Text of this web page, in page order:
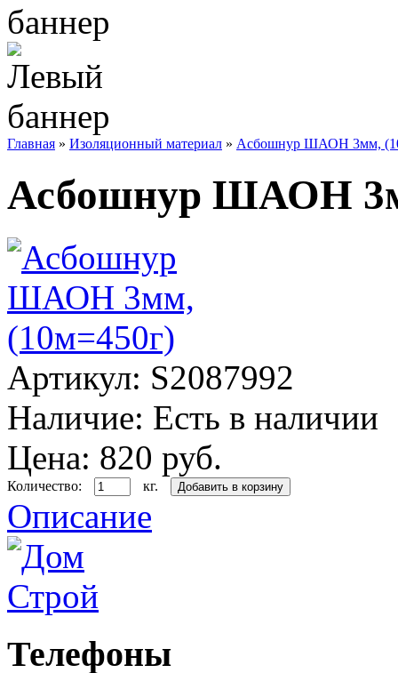
Главная » Изоляционный материал » Асбошнур ШАОН 3мм,
Асбошнур ШАОН
Артикул: S2087992
Наличие: Есть в наличии
Цена: 820 руб.
Количество: кг.
Описание
Телефоны